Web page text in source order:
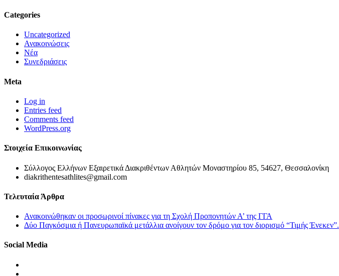
Categories
Uncategorized
Ανακοινώσεις
Νέα
Συνεδριάσεις
Meta
Log in
Entries feed
Comments feed
WordPress.org
Στοιχεία Επικοινωνίας
Σύλλογος Ελλήνων Εξαιρετικά Διακριθέντων Αθλητών Μοναστηρίου 85, 54627, Θεσσαλονίκη
diakrithentesathlites@gmail.com
Τελευταία Άρθρα
Ανακοινώθηκαν οι προσωρινοί πίνακες για τη Σχολή Προπονητών Α’ της ΓΓΑ
Δύο Παγκόσμια ή Πανευρωπαϊκά μετάλλια ανοίγουν τον δρόμο για τον διορισμό “Τιμής Ένεκεν”.
Social Media